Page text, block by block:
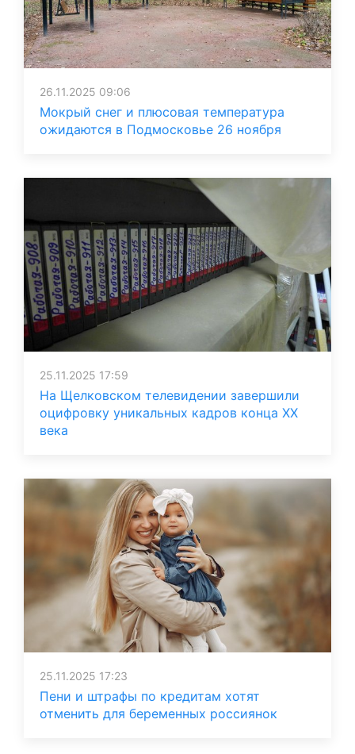
26.11.2025 09:06
Мокрый снег и плюсовая температура
ожидаются в Подмосковье 26 ноября
25.11.2025 17:59
На Щелковском телевидении завершили
оцифровку уникальных кадров конца ХХ
века
25.11.2025 17:23
Пени и штрафы по кредитам хотят
отменить для беременных россиянок